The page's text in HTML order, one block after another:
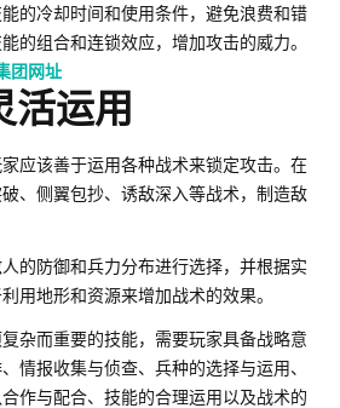
的冷却时间和使用条件，避免浪费和错
的组合和连锁效应，增加攻击的威力。
团网址
活运用
应该善于运用各种战术来锁定攻击。在
、侧翼包抄、诱敌深入等战术，制造敌
的防御和兵力分布进行选择，并根据实
用地形和资源来增加战术的效果。
杂而重要的技能，需要玩家具备战略意
情报收集与侦查、兵种的选择与运用、
作与配合、技能的合理运用以及战术的